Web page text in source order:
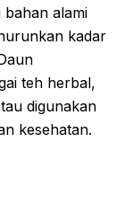
bahan alami
kadar
teh herbal,
digunakan
kesehatan.